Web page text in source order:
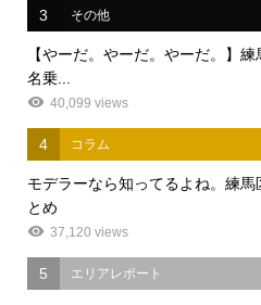
3 その他
【やーだ。やーだ。やーだ。】
名乗...
40,099 views
4 コラム
モデラーなら知ってるよね。練
とめ
37,120 views
5 エリアレポート